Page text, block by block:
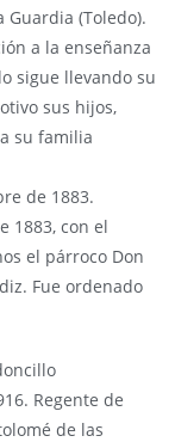
(Toledo).
a la enseñanza
sigue llevando su
sus hijos,
su familia
de 1883.
1883, con el
el párroco Don
Fue ordenado
Regente de
de las